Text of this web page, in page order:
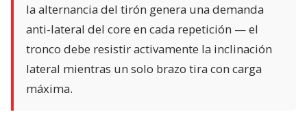
la alternancia del tirón genera una demanda
anti-lateral del core en cada repetición — el
tronco debe resistir activamente la inclinación
lateral mientras un solo brazo tira con carga
máxima.